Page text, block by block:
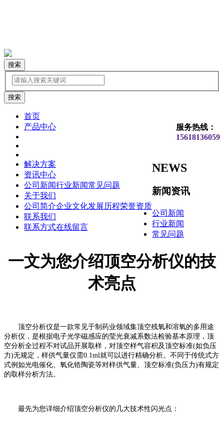
搜索
服务热线：
15618136059
首页
产品中心
解决方案
资讯中心
公司新闻行业新闻常见问题
关于我们
公司简介企业文化发展历程荣誉资质
联系我们
联系方式在线留言
NEWS
新闻资讯
公司新闻
行业新闻
常见问题
一文为您介绍顶空分析仪的技
术亮点
顶空分析仪是一款常见于制药业领域集顶空残氧和溶氧的多用途
分析仪，是根据电子光学磁感应的莹光衰减系数法检验基本原理，顶
空分析全过程不对试品开展取样，对顶空样气容积及顶空标准(如负压
力)无规定，样供气量仅需0.1ml就可以进行精确分析。不同于传统式方
式例如光电催化、氧化锆陶瓷等对样供气量、顶空标准(负压力)有规定
的取样分析方法。
最先为您详细介绍顶空分析仪的几大技术性闪光点：